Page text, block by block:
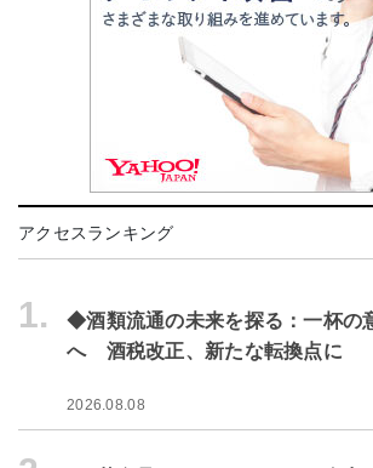
アクセスランキング
1.
◆酒類流通の未来を探る：一杯の
へ 酒税改正、新たな転換点に
2026.08.08